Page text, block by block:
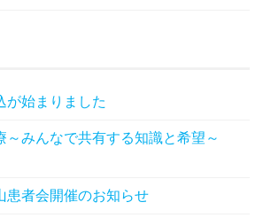
が始まりました
～みんなで共有する知識と希望～
患者会開催のお知らせ